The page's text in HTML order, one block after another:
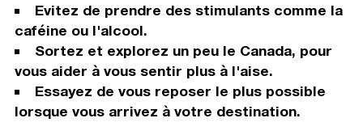
Evitez de prendre des stimulants comme la
caféine ou l'alcool.
Sortez et explorez un peu le Canada, pour
vous aider à vous sentir plus à l'aise.
Essayez de vous reposer le plus possible
lorsque vous arrivez à votre destination.